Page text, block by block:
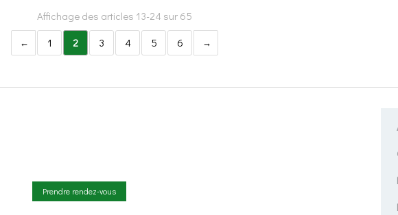
Affichage des articles 13-24 sur 65
1
2 3 4 5 6
Prendre rendez-vous